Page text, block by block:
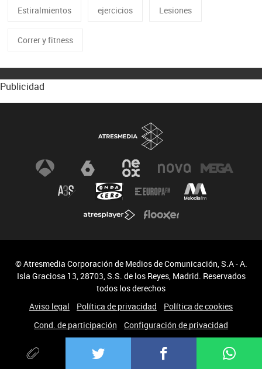
Estiralmientos ejercicios Lesiones
Correr y fitness
Publicidad
© Atresmedia Corporación de Medios de Comunicación, S.A - A.
Isla Graciosa 13, 28703, S.S. de los Reyes, Madrid. Reservados
todos los derechos
Aviso legal
Política de privacidad
Política de cookies
Cond. de participación
Configuración de privacidad